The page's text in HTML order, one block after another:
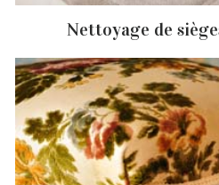
Nettoyage de